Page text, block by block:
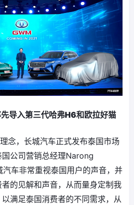
导入第三代哈弗H6和 欧拉好猫
念，长城汽车正式发布泰国市场
公司营销总经理Narong
车非常重视泰国用户的声音，并
的见解和声音，从而量身定制我
满足泰国消费者的不同需求，从